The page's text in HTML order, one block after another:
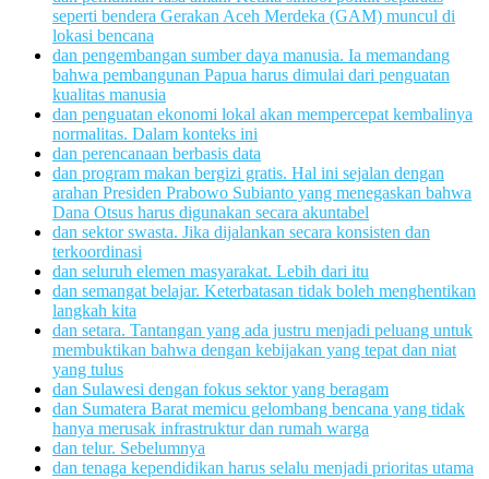
seperti bendera Gerakan Aceh Merdeka (GAM) muncul di
lokasi bencana
dan pengembangan sumber daya manusia. Ia memandang
bahwa pembangunan Papua harus dimulai dari penguatan
kualitas manusia
dan penguatan ekonomi lokal akan mempercepat kembalinya
normalitas. Dalam konteks ini
dan perencanaan berbasis data
dan program makan bergizi gratis. Hal ini sejalan dengan
arahan Presiden Prabowo Subianto yang menegaskan bahwa
Dana Otsus harus digunakan secara akuntabel
dan sektor swasta. Jika dijalankan secara konsisten dan
terkoordinasi
dan seluruh elemen masyarakat. Lebih dari itu
dan semangat belajar. Keterbatasan tidak boleh menghentikan
langkah kita
dan setara. Tantangan yang ada justru menjadi peluang untuk
membuktikan bahwa dengan kebijakan yang tepat dan niat
yang tulus
dan Sulawesi dengan fokus sektor yang beragam
dan Sumatera Barat memicu gelombang bencana yang tidak
hanya merusak infrastruktur dan rumah warga
dan telur. Sebelumnya
dan tenaga kependidikan harus selalu menjadi prioritas utama